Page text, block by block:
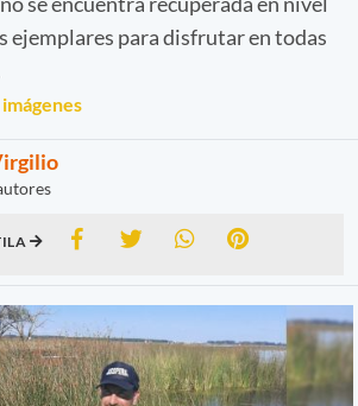
ejemplares para disfrutar en todas